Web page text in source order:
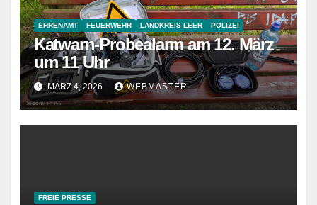
EHRENAMT FEUERWEHR LANDKREIS LEER POLIZEI
Katwarn-Probealarm am 12. März
um 11 Uhr
MÄRZ 4, 2026 WEBMASTER
FREIE PRESSE